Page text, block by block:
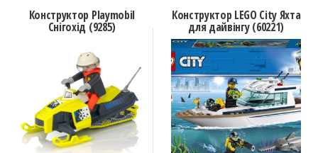
Конструктор Playmobil
Снігохід (9285)
Конструктор LEGO City Яхта
для дайвінгу (60221)